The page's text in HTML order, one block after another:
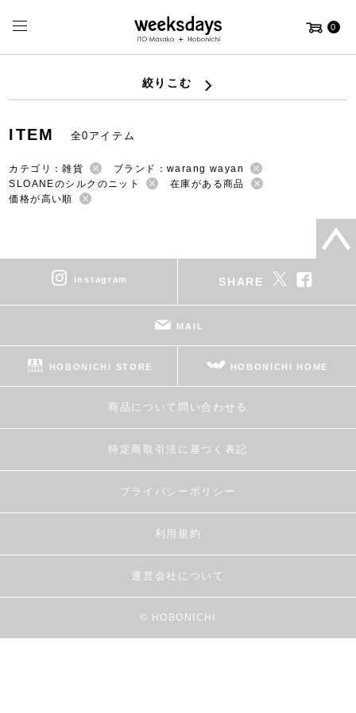
0
絞りこむ
ITEM 全0アイテム
カテゴリ：雑貨
ブランド：warang wayan
SLOANEのシルクのニット
在庫がある商品
価格が高い順
instagram SHARE
MAIL
HOBONICHI STORE HOBONICHI HOME
商品について問い合わせる
特定商取引法に基づく表記
プライバシーポリシー
利用規約
運営会社について
© HOBONICHI